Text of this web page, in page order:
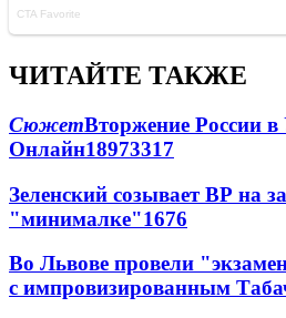
ЧИТАЙТЕ ТАКЖЕ
СюжетВторжение России в
Онлайн18973317
Зеленский созывает ВР на
"минималке"1676
Во Львове провели
с импровизированным